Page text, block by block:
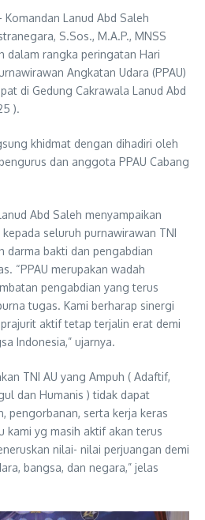
Lanud Abd Saleh
S.Sos., M.A.P., MNSS
dalam rangka peringatan Hari
Angkatan Udara (PPAU)
di Gedung Cakrawala Lanud Abd
).
khidmat dengan dihadiri oleh
dan anggota PPAU Cabang
Abd Saleh menyampaikan
seluruh purnawirawan TNI
darma bakti dan pengabdian
“PPAU merupakan wadah
pengabdian yang terus
tugas. Kami berharap sinergi
aktif tetap terjalin erat demi
Indonesia,” ujarnya.
TNI AU yang Ampuh ( Adaftif,
dan Humanis ) tidak dapat
pengorbanan, serta kerja keras
kami yg masih aktif akan terus
nilai- nilai perjuangan demi
bangsa, dan negara,” jelas